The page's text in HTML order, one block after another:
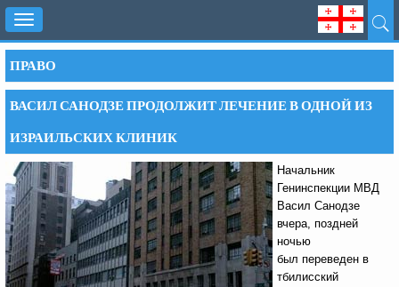
Toggle
navigation
ПРАВО
ВАСИЛ САНОДЗЕ ПРОДОЛЖИТ ЛЕЧЕНИЕ В ОДНОЙ ИЗ
ИЗРАИЛЬСКИХ КЛИНИК
Начальник
Генинспекции МВД
Васил Санодзе
вчера, поздней
ночью
был переведен в
тбилисский